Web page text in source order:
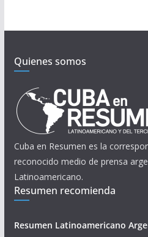
Quienes somos
Cuba en Resumen es la
reconocido medio de prensa
Latinoamericano.
Resumen recomienda
Resumen Latinoamericano